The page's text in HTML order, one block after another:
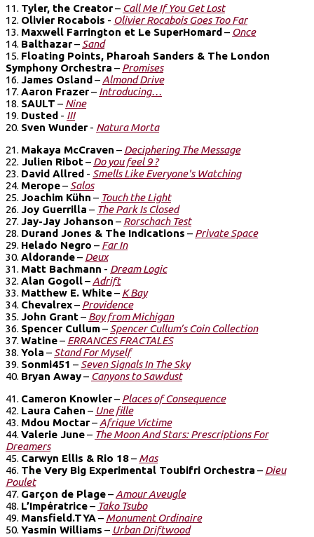
11. Tyler, the Creator– Call Me If You Get Lost
12. Olivier Rocabois - Olivier Rocabois Goes Too Far
13. Maxwell Farrington et Le SuperHomard– Once
14. Balthazar– Sand
15. Floating Points, Pharoah Sanders & The London
Symphony Orchestra – Promises
16. James Osland– Almond Drive
17. Aaron Frazer– Introducing…
18. SAULT – Nine
19. Dusted - III
20. Sven Wunder - Natura Morta
21. Makaya McCraven – Deciphering The Message
22. Julien Ribot– Do you feel 9 ?
23. David Allred - Smells Like Everyone's Watching
24. Merope– Salos
25. Joachim Kühn – Touch the Light
26. Joy Guerrilla – The Park Is Closed
27. Jay-Jay Johanson – Rorschach Test
28. Durand Jones & The Indications – Private Space
29. Helado Negro – Far In
30. Aldorande– Deux
31. Matt Bachmann - Dream Logic
32. Alan Gogoll– Adrift
33. Matthew E. White– K Bay
34. Chevalrex– Providence
35. John Grant– Boy from Michigan
36. Spencer Cullum– Spencer Cullum’s Coin Collection
37. Watine– ERRANCES FRACTALES
38. Yola – Stand For Myself
39. Sonmi451 – Seven Signals In The Sky
40. Bryan Away– Canyons to Sawdust
41. Cameron Knowler– Places of Consequence
42. Laura Cahen – Une fille
43. Mdou Moctar– Afrique Victime
44. Valerie June– The Moon And Stars: Prescriptions For
Dreamers
45. Carwyn Ellis & Rio 18– Mas
46. The Very Big Experimental Toubifri Orchestra – Dieu
Poulet
47. Garçon de Plage– Amour Aveugle
48. L’Impératrice– Tako Tsubo
49. Mansfield.TYA– Monument Ordinaire
50. Yasmin Williams – Urban Driftwood